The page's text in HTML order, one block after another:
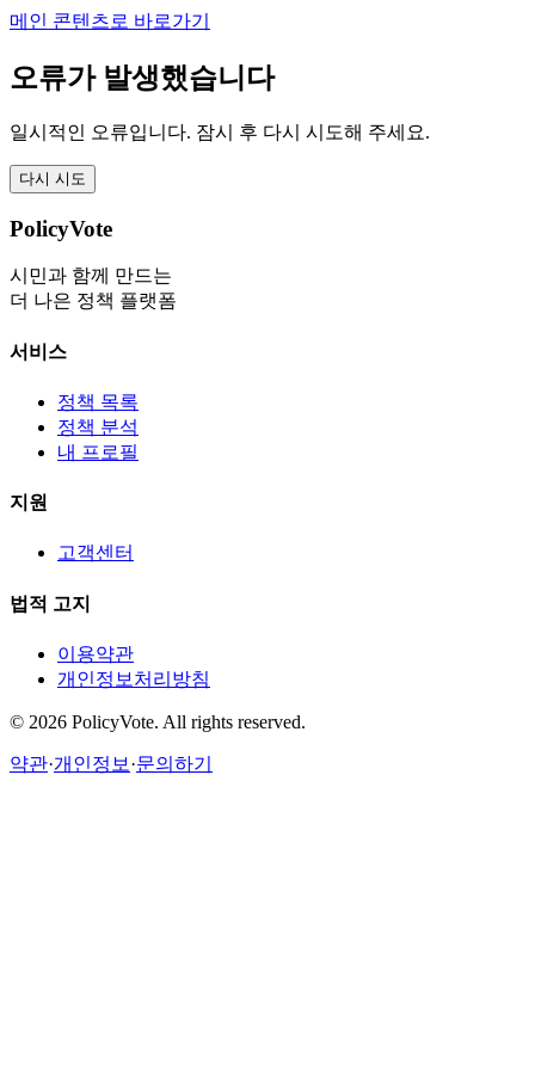
메인 콘텐츠로 바로가기
오류가 발생했습니다
일시적인 오류입니다. 잠시 후 다시 시도해 주세요.
다시 시도
PolicyVote
시민과 함께 만드는
더 나은 정책 플랫폼
서비스
정책 목록
정책 분석
내 프로필
지원
고객센터
법적 고지
이용약관
개인정보처리방침
© 2026 PolicyVote. All rights reserved.
약관·개인정보 ·문의하기